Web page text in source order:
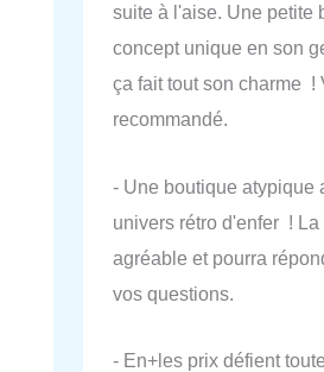
suite à l'aise. Une petite
concept unique en son
ça fait tout son charme !
recommandé.
- Une boutique atypique
univers rétro d'enfer ! La
agréable et pourra
vos questions.
- En+les prix défient toute